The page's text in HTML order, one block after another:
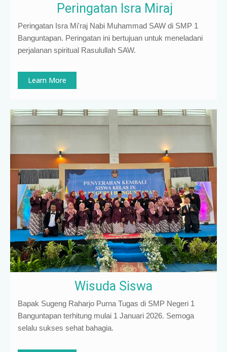
Peringatan Isra Miraj
Peringatan Isra Mi'raj Nabi Muhammad SAW di SMP 1
Banguntapan. Peringatan ini bertujuan untuk meneladani
perjalanan spiritual Rasulullah SAW.
Learn More
Wisuda Siswa
Bapak Sugeng Raharjo Purna Tugas di SMP Negeri 1
Banguntapan terhitung mulai 1 Januari 2026. Semoga
selalu sukses sehat bahagia.